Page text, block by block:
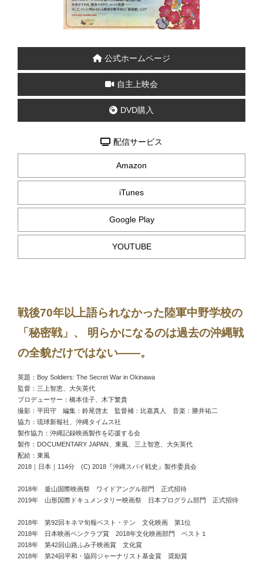
公式ホームページ
自主上映会
DVD購入
配信サービス
Amazon
iTunes
Google Play
YOUTUBE
戦後70年以上語られなかった陸軍中野学校の
「秘密戦」、 明らかになるのは過去の沖縄戦
の全貌だけではない——。
英題：Boy Soldiers: The Secret War in Okinawa
監督：三上智恵、大矢英代
プロデューサー：橋本佳子、木下繁貴
撮影：平田守 編集：鈴尾啓太 監督補：比嘉真人 音楽：勝井祐二
協力：琉球新報社、沖縄タイムス社
製作協力：沖縄記録映画製作を応援する会
製作：DOCUMENTARY JAPAN、東風、三上智恵、大矢英代
配給：東風
2018｜日本｜114分 (C) 2018『沖縄スパイ戦史』製作委員会
2018年 釜山国際映画祭 ワイドアングル部門 正式招待
2019年 山形国際ドキュメンタリー映画祭 日本プログラム部門 正式招待
2018年 第92回キネマ旬報ベスト・テン 文化映画 第1位
2018年 日本映画ペンクラブ賞 2018年文化映画部門 ベスト１
2018年 第42回山路ふみ子映画賞 文化賞
2018年 第24回平和・協同ジャーナリスト基金賞 奨励賞